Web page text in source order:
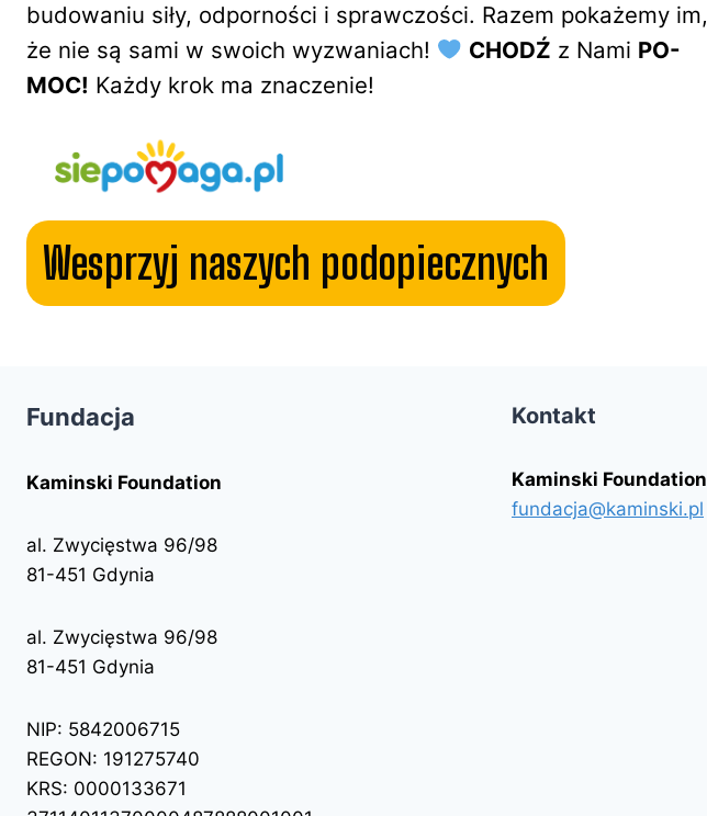
budowaniu siły, odporności i sprawczości. Razem pokażemy im,
że nie są sami w swoich wyzwaniach!
CHODŹ z Nami PO-
MOC! Każdy krok ma znaczenie!
Wesprzyj naszych podopiecznych
Fundacja
Kaminski Foundation
al. Zwycięstwa 96/98
81-451 Gdynia
al. Zwycięstwa 96/98
81-451 Gdynia
NIP: 5842006715
REGON: 191275740
KRS: 0000133671
Kontakt
Kaminski Foundation
fundacja@kaminski.pl